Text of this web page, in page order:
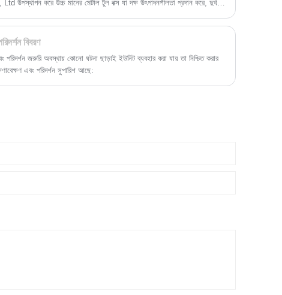
করে উচ্চ মানের মেটাল টুল বক্স যা দক্ষ উৎপাদনশীলতা প্রদান করে, দুর্ঘটনা
বিবরণ
পরিদর্শন জরুরি অবস্থায় কোনো ঘটনা ছাড়াই ইউনিট ব্যবহার করা যায় তা নিশ্চিত করার
এবং পরিদর্শন সুপারিশ আছে: